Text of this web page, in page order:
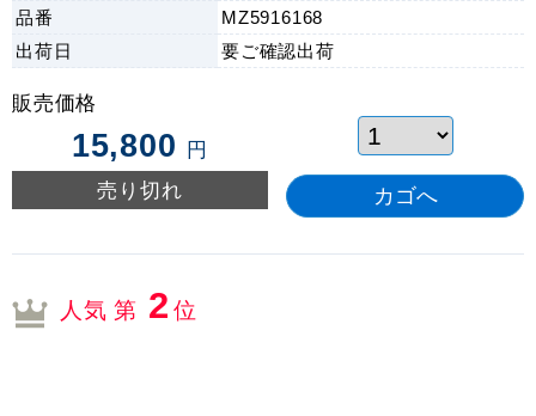
品番
MZ5916168
出荷日 要ご確認出荷
販売価格
15,800 円
売り切れ
人気 第 2位